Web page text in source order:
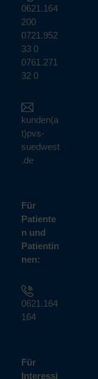
0621.164
200
0721.952
33 0
0761.271
32 0
kunden(a
t)pvs-
suedwest
.de
Für
Patiente
n und
Patientin
nen:
0621.164
164
Für
Interessi